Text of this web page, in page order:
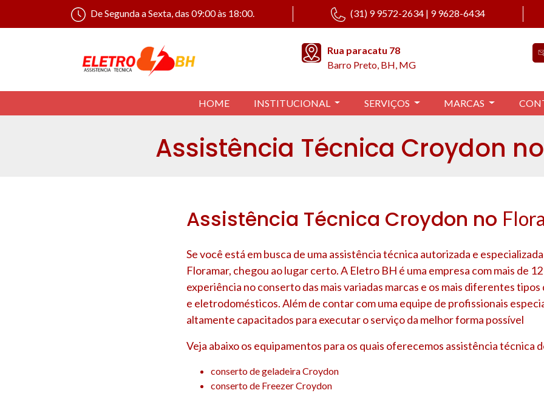
De Segunda a Sexta, das 09:00 às 18:00. (31) 9 9572-2634 | 9 9628-6434
Rua paracatu 78
Barro Preto, BH, MG
HOME INSTITUCIONAL SERVIÇOS MARCAS
Assistência Técnica Croydon
Assistência Técnica Croydon no
Se você está em busca de uma assistência técnica autorizada e
Floramar, chegou ao lugar certo. A Eletro BH é uma empresa com mais de
experiência no conserto das mais variadas marcas e os mais diferentes
e eletrodomésticos. Além de contar com uma equipe de profissionais
altamente capacitados para executar o serviço da melhor forma possível
Veja abaixo os equipamentos para os quais oferecemos assistência técnica
conserto de geladeira Croydon
conserto de Freezer Croydon